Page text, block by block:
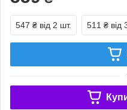
547 ₴ від 2 шт. 511 ₴ від